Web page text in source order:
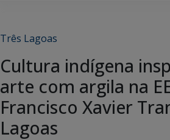
Três Lagoas
Cultura indígena
arte com argila na
Francisco Xavier
Lagoas